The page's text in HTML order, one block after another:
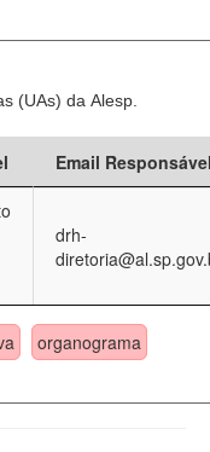
(UAs) da Alesp.
Email
drh-
organograma